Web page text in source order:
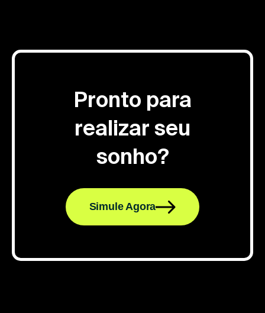
Pronto para
realizar seu
sonho?
Simule Agora